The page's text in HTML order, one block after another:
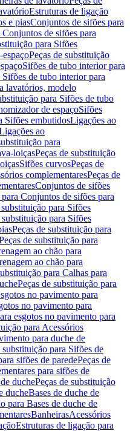
Estruturas de ligação
e piasConjuntos de sifões para
de sifões para
para Sifões
Peças de substituição
Sifões de tubo interior para
de tubo interior para
lavatórios, modelo
para Sifões de tubo
de espaçoSifões
Sifões embutidosLigações ao
ao
para
loiçasPeças de substituição
Sifões curvosPeças de
complementaresPeças de
Conjuntos de sifões
Conjuntos de sifões para
substituição para Sifões
substituição para Sifões
Peças de substituição para
de substituição para
ao chão para
ao chão para
para Calhas para
Peças de substituição para
no pavimento para
no pavimento para
esgotos no pavimento para
para Acessórios
para duche de
substituição para Sifões de
sifões de paredePeças de
para sifões de
duchePeças de substituição
ducheBases de duche de
para Bases de duche de
BanheirasAcessórios
Estruturas de ligação para